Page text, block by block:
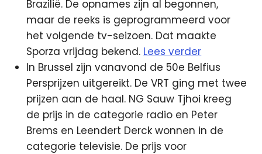
Brazilië. De opnames zijn al begonnen,
maar de reeks is geprogrammeerd voor
het volgende tv-seizoen. Dat maakte
Sporza vrijdag bekend. Lees verder
In Brussel zijn vanavond de 50e Belfius
Persprijzen uitgereikt. De VRT ging met twee
prijzen aan de haal. NG Sauw Tjhoi kreeg
de prijs in de categorie radio en Peter
Brems en Leendert Derck wonnen in de
categorie televisie. De prijs voor